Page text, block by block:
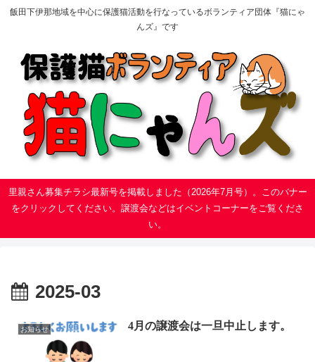
飯田下伊那地域を中心に保護猫活動を行なっているボランティア団体『猫にゃ
んズ』です
里親さん募集チラシ最新号を掲載しました（2026年7月号）。このバナー
をクリックしてください。譲渡会などはイベントコーナーをご覧くださ
い。
2025-03
お知らせ 4月の譲渡会は一旦中止します。